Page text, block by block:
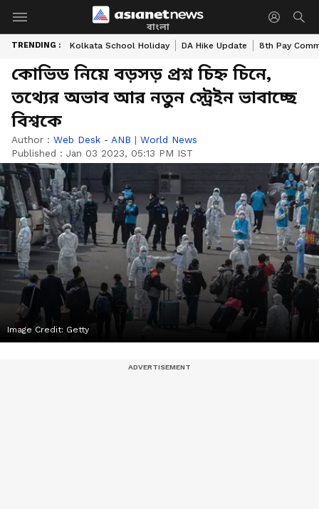
বাংলা
TRENDING : Kolkata School Holiday DA Hike Update 8th Pay
কোভিড নিয়ে বড়সড় প্রশ্ন চিহ্ন চিনে,
তথ্যের অভাব আর নতুন স্ট্রেইন ভাবাচ্ছে
বিশ্বকে
Author : Web Desk - ANB | World News
Published : Jan 03 2023, 05:13 PM IST
Image Credit: Getty